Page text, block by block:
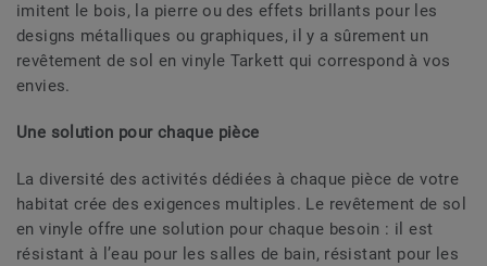
imitent le bois, la pierre ou des effets brillants pour les
designs métalliques ou graphiques, il y a sûrement un
revêtement de sol en vinyle Tarkett qui correspond à vos
envies.
Une solution pour chaque pièce
La diversité des activités dédiées à chaque pièce de votre
habitat crée des exigences multiples. Le revêtement de sol
en vinyle offre une solution pour chaque besoin : il est
résistant à l’eau pour les salles de bain, résistant pour les